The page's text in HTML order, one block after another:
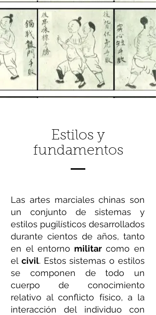
Estilos y
fundamentos
Las artes marciales chinas son
un conjunto de sistemas y
estilos pugilísticos desarrollados
durante cientos de años, tanto
en el entorno militarcomo en
el civil. Estos sistemas o estilos
se componen de todo un
cuerpo de conocimiento
relativo al conflicto físico, a la
interacción del individuo con